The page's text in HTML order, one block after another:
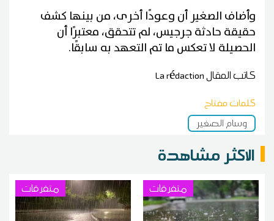
وأضاف الصغير أن وعودًا أخرى، من بينها كشف
حقيقة حادثة جرجيس، لم تتحقق، معتبرًا أن
الحصيلة لا تعكس ما تم التعهد به سابقًا.
كاتب المقالLa rédaction
كلمات مفتاح
وسام الصغير
الاكثر مشاهدة
متفرقات متفرقات